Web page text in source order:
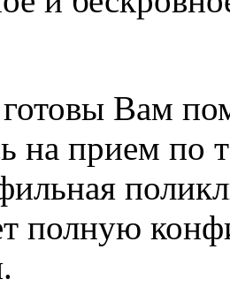
Вам
на прием по
полную